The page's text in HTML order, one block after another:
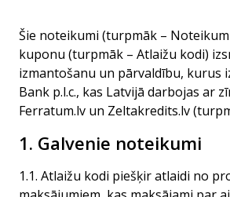
Šie noteikumi (turpmāk –
kuponu (turpmāk – Atlaižu kodi)
izmantošanu un pārvaldību, kurus
Bank p.l.c., kas Latvijā darbojas ar
Ferratum.lv un Zeltakredits.lv
1. Galvenie noteikumi
1.1. Atlaižu kodi piešķir atlaidi no